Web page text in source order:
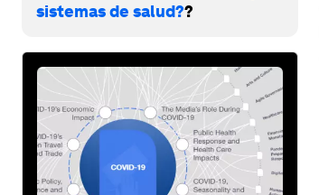
sistemas de salud??